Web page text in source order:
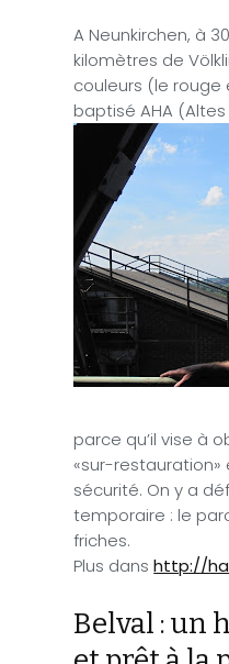
A Neunkirchen, à 30
kilomètres de
couleurs (le rouge
baptisé AHA
parce qu’il vise à
«sur-
sécurité. On y a
temporaire : le
friches.
Plus danshttp://
Belval : un